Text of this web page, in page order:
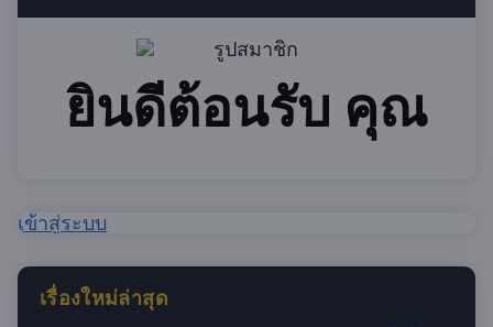
ยินดีต้อนรับ คุณ
เข้าสู่ระบบ
เรื่องใหม่ล่าสุด